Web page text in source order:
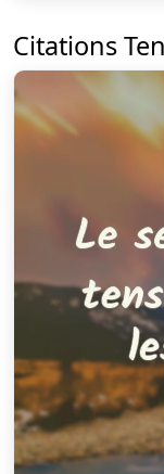
Citations